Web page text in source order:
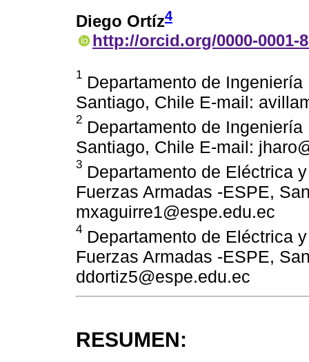
Diego Ortíz4
http://orcid.org/0000-0001-
1 Departamento de
Santiago, Chile E-mail:
2 Departamento de
Santiago, Chile E-mail:
3 Departamento de Eléctrica
Fuerzas Armadas -ESPE,
mxaguirre1@espe.edu.ec
4 Departamento de Eléctrica
Fuerzas Armadas -ESPE,
ddortiz5@espe.edu.ec
RESUMEN: